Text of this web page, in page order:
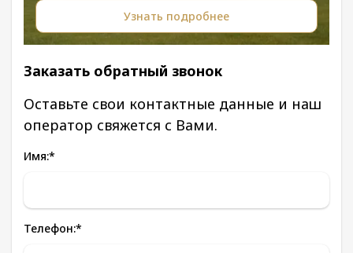
Узнать подробнее
Заказать обратный звонок
Оставьте свои контактные данные и наш
оператор свяжется с Вами.
Имя:*
Телефон:*